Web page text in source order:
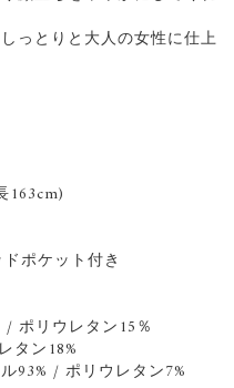
っとりと大人の女性に仕上
163cm)
ポケット付き
ポリウレタン15％
タン18%
93% / ポリウレタン7%